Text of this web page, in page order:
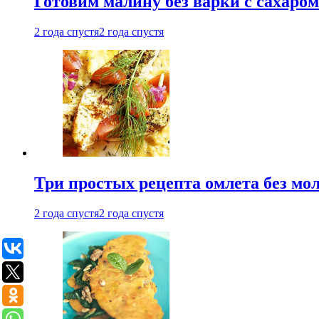
2 года спустя2 года спустя
Три простых рецепта омлета без
2 года спустя2 года спустя